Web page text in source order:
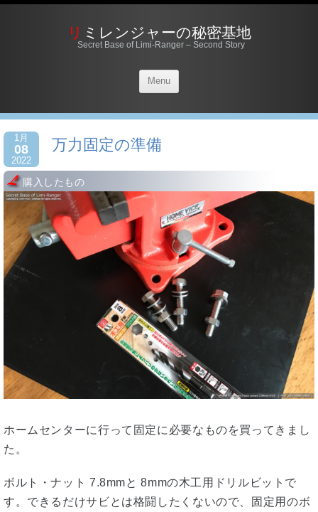
リミレンジャーの秘密基地
Secret Base of Limi-Ranger – Second Story
Menu
1月
08
2022
万力固定の準備
購入したもの
ホームセンターに行って固定に必要なものを買ってきまし
た。
ボルト・ナット 7.8mmと 8mmの木工用ドリルビットで
す。できるだけサビとは格闘したくないので、固定用のボ